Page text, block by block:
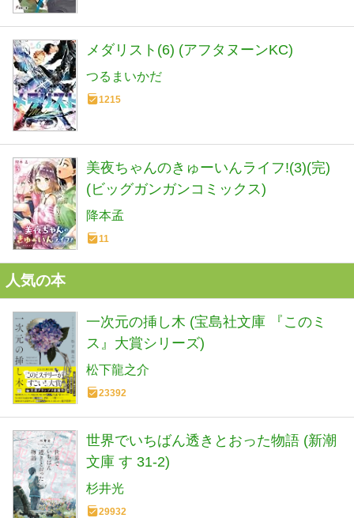
メダリスト(6) (アフタヌーンKC)
つるまいかだ
1215
美夜ちゃんのきゅーいんライフ!(3)(完)
(ビッグガンガンコミックス)
降本孟
11
人気の本
一次元の挿し木 (宝島社文庫 『このミ
ス』大賞シリーズ)
松下龍之介
23392
世界でいちばん透きとおった物語 (新潮
文庫 す 31-2)
杉井光
29932